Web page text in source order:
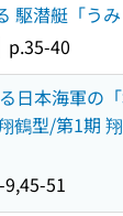
駆潜艇「う
p.35-40
日本海軍の
鶴型/第1期
9,45-51